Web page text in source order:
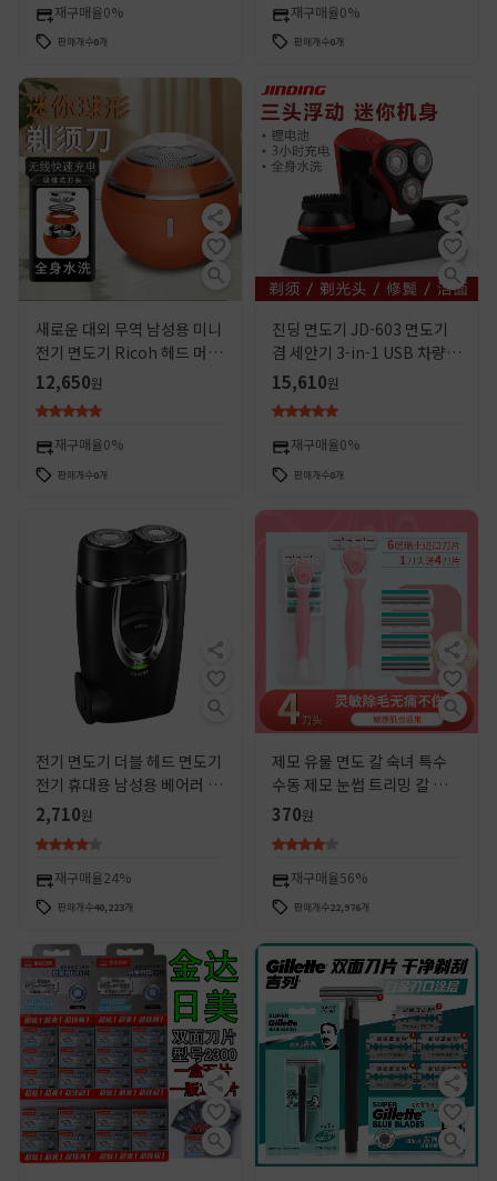
재구매율0%
판매개수0개
재구매율0%
판매개수0개
새로운 대외 무역 남성용 미니
전기 면도기 Ricoh 헤드 머신
구형 면도기 충전 수염 칼 제조
업체
12,650원
재구매율0%
판매개수0개
진딩 면도기 JD-603 면도기
겸 세안기 3-in-1 USB 차량용
면도기
15,610원
재구매율0%
판매개수0개
전기 면도기 더블 헤드 면도기
전기 휴대용 남성용 베어러 플
로팅 면도기
2,710원
재구매율24%
판매개수40,223개
제모 유물 면도 칼 숙녀 특수
수동 제모 눈썹 트리밍 칼 겨드
랑이 머리 다리 머리 개인 부품
370원
재구매율56%
판매개수22,976개